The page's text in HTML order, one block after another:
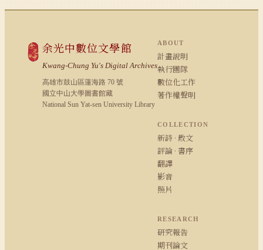
余光中數位文學館
Kwang-Chung Yu's Digital Archives
高雄市鼓山區蓮海路 70 號
國立中山大學圖書館藏
National Sun Yat-sen University Library
ABOUT
計畫說明
執行團隊
數位化工作
著作權聲明
COLLECTION
新詩 · 散文
評論 · 書序
翻譯
影音
照片
RESEARCH
研究報告
期刊論文